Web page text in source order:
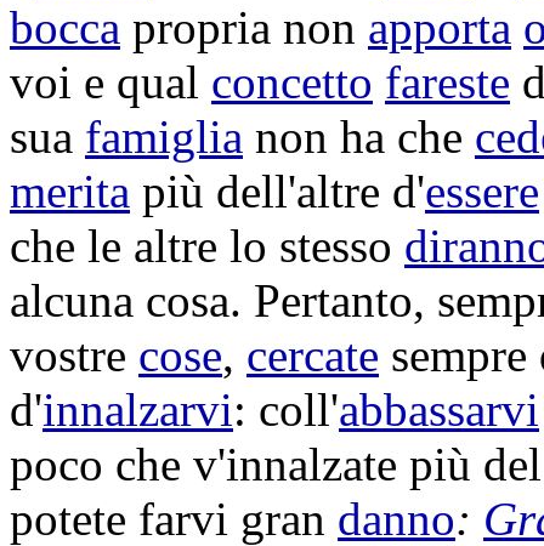
bocca propria non apporta
voi e qual concetto fareste
sua famiglia non ha che
merita più dell'altre d'essere
che le altre lo stesso
alcuna cosa. Pertanto,
vostre cose, cercate sempre
d'innalzarvi: coll'abbassarvi
poco che v'innalzate più
potete farvi gran danno: